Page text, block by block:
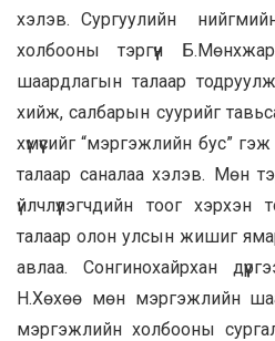
хэлэв. Сургуулийн
холбооны тэргүүн
шаардлагын талаар
хийж, салбарын суурийг
хүмүүсийг “мэргэжлийн бус”
талаар саналаа хэлэв. Мөн
үйлчлүүлэгчдийн тоог
талаар олон улсын жишиг
авлаа. Сонгинохайрхан
Н.Хөхөө мөн мэргэжлийн
мэргэжлийн холбооны